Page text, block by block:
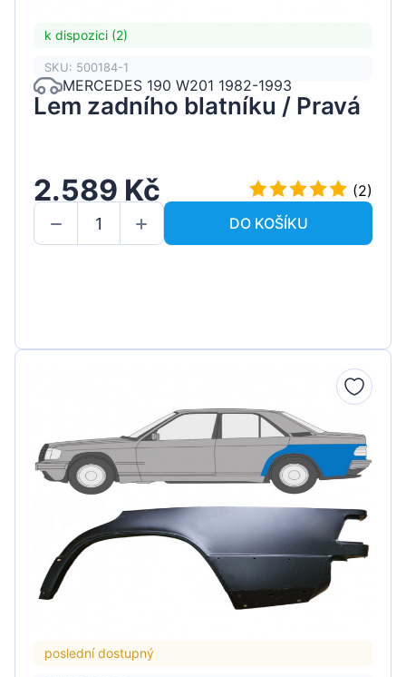
k dispozici (2)
SKU: 500184-1
MERCEDES 190 W201 1982-1993
Lem zadního blatníku / Pravá
2.589 Kč
(2)
DO KOŠÍKU
poslední dostupný